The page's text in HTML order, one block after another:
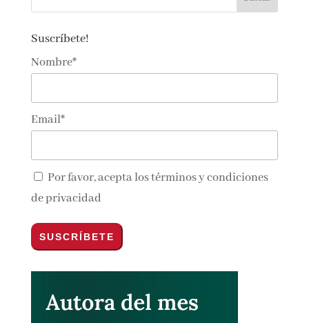
Suscríbete!
Nombre*
Email*
Por favor, acepta lostérminos y condiciones
de privacidad